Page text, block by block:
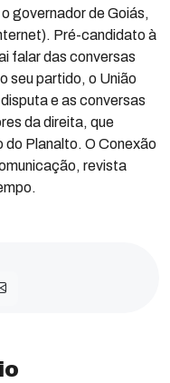
governador de Goiás,
Pré-candidato à
falar das conversas
seu partido, o União
e as conversas
da direita, que
do Planalto. O Conexão
revista